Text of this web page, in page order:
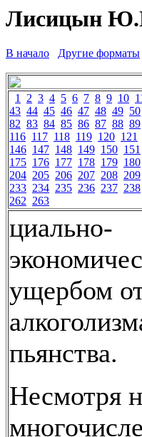
Лисицын
В начало Другие форматы
1 2 3 4 5 6 7 8 9 10
43 44 45 46 47 48 49 50
82 83 84 85 86 87 88 89
116 117 118 119 120 121
146 147 148 149 150 151
175 176 177 178 179 180
204 205 206 207 208 209
233 234 235 236 237 238
262 263
циально-
ущербом
пьянства.
Несмотря